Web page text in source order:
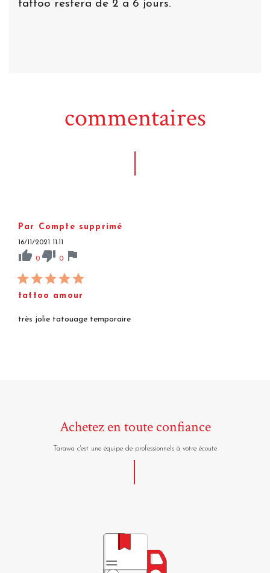
tattoo restera de 2 a 6 jours.
commentaires
Par Compte supprimé
16/11/2021 11:11
thumb_up 0 thumb_down 0 flag
tattoo amour
très jolie tatouage temporaire
Achetez en toute confiance
Tarawa c'est une équipe de professionnels à votre écoute